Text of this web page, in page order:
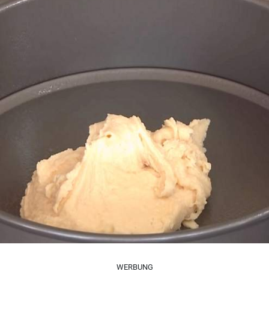
WERBUNG